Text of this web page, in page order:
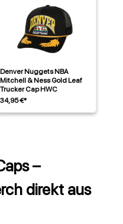
Denver Nuggets NBA
Mitchell & Ness Gold Leaf
Trucker Cap HWC
34,95 €*
–
direkt aus